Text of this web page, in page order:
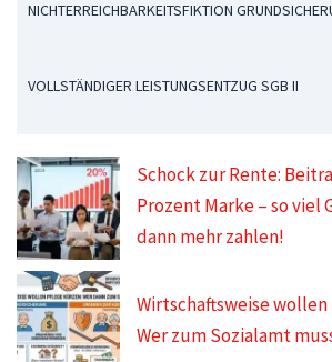
NICHTERREICHBARKEITSFIKTION
VOLLSTÄNDIGER LEISTUNGSENTZUG SGB II
Schock zur Rente:
Prozent Marke – so viel
dann mehr zahlen!
Wirtschaftsweise
Wer zum Sozialamt